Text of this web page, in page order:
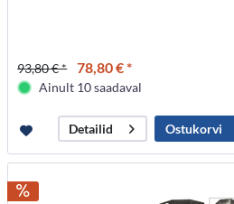
93,80 € * 78,80 € *
Ainult 10 saadaval
Detailid Ostukorvi